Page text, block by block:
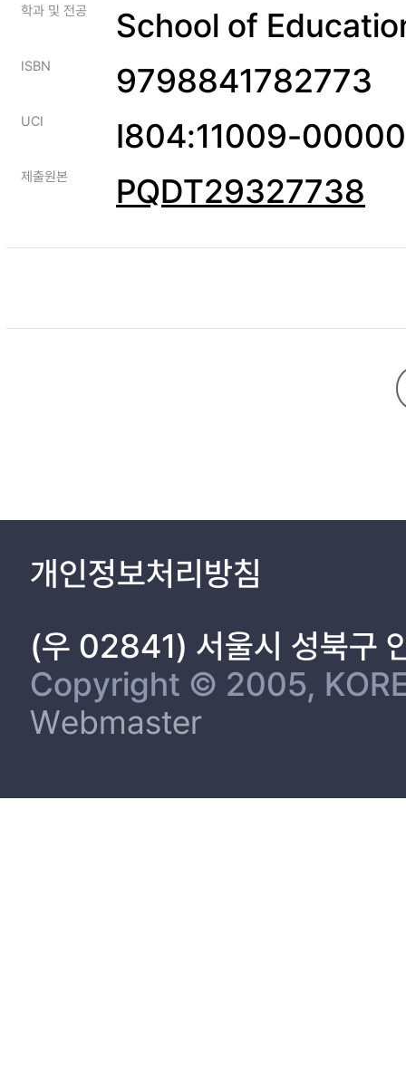
학과 및 전공 School of
ISBN 9798841782773
UCI I804:11009-
제출원본 PQDT29327738
개인정보처리방침
(우 02841) 서울시 성북구
Copyright © 2005,
Webmaster